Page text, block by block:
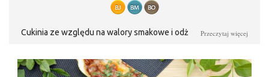
Cukinia ze względu na walory smakowe i odżywcze, znajduje
Im młodsza - tym smaczniejsza. Możemy jeść ją na surowo,
smażyć kwiaty cukinii, przyrządzać leczo, zapiekanki i piec
Przeczytaj więcej